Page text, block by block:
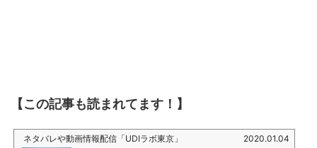
【この記事も読まれてます！】
ネタバレや動画情報配信「UDIラボ東京」 2020.01.04